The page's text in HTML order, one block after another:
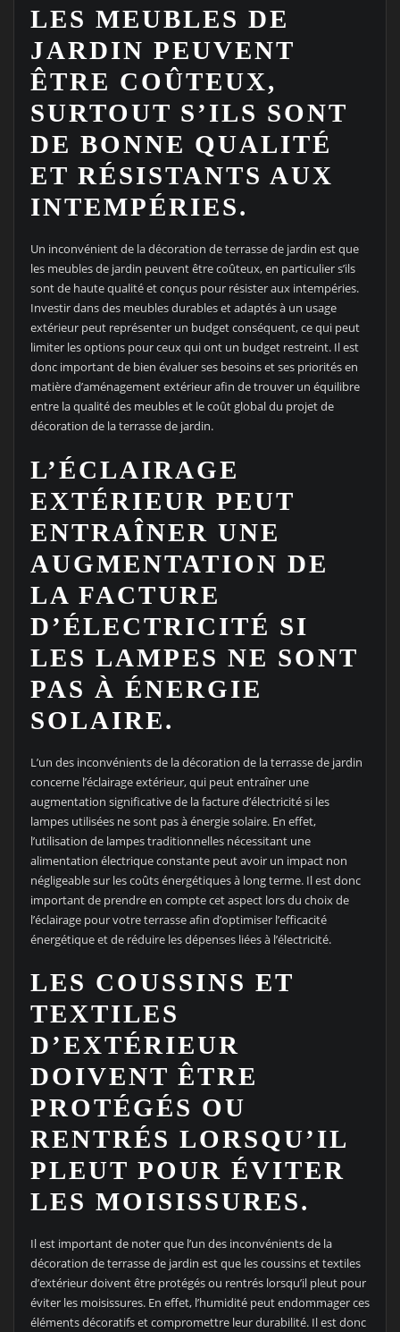
LES MEUBLES DE
JARDIN PEUVENT
ÊTRE COÛTEUX,
SURTOUT S’ILS SONT
DE BONNE QUALITÉ
ET RÉSISTANTS AUX
INTEMPÉRIES.
Un inconvénient de la décoration de terrasse de jardin est que
les meubles de jardin peuvent être coûteux, en particulier s’ils
sont de haute qualité et conçus pour résister aux intempéries.
Investir dans des meubles durables et adaptés à un usage
extérieur peut représenter un budget conséquent, ce qui peut
limiter les options pour ceux qui ont un budget restreint. Il est
donc important de bien évaluer ses besoins et ses priorités en
matière d’aménagement extérieur afin de trouver un équilibre
entre la qualité des meubles et le coût global du projet de
décoration de la terrasse de jardin.
L’ÉCLAIRAGE
EXTÉRIEUR PEUT
ENTRAÎNER UNE
AUGMENTATION DE
LA FACTURE
D’ÉLECTRICITÉ SI
LES LAMPES NE SONT
PAS À ÉNERGIE
SOLAIRE.
L’un des inconvénients de la décoration de la terrasse de jardin
concerne l’éclairage extérieur, qui peut entraîner une
augmentation significative de la facture d’électricité si les
lampes utilisées ne sont pas à énergie solaire. En effet,
l’utilisation de lampes traditionnelles nécessitant une
alimentation électrique constante peut avoir un impact non
négligeable sur les coûts énergétiques à long terme. Il est donc
important de prendre en compte cet aspect lors du choix de
l’éclairage pour votre terrasse afin d’optimiser l’efficacité
énergétique et de réduire les dépenses liées à l’électricité.
LES COUSSINS ET
TEXTILES
D’EXTÉRIEUR
DOIVENT ÊTRE
PROTÉGÉS OU
RENTRÉS LORSQU’IL
PLEUT POUR ÉVITER
LES MOISISSURES.
Il est important de noter que l’un des inconvénients de la
décoration de terrasse de jardin est que les coussins et textiles
d’extérieur doivent être protégés ou rentrés lorsqu’il pleut pour
éviter les moisissures. En effet, l’humidité peut endommager ces
éléments décoratifs et compromettre leur durabilité. Il est donc